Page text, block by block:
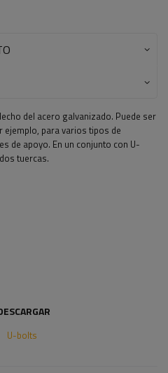
del acero galvanizado. Puede ser
para varios tipos de
de apoyo. En un conjunto con U-
tuercas.
U-bolts